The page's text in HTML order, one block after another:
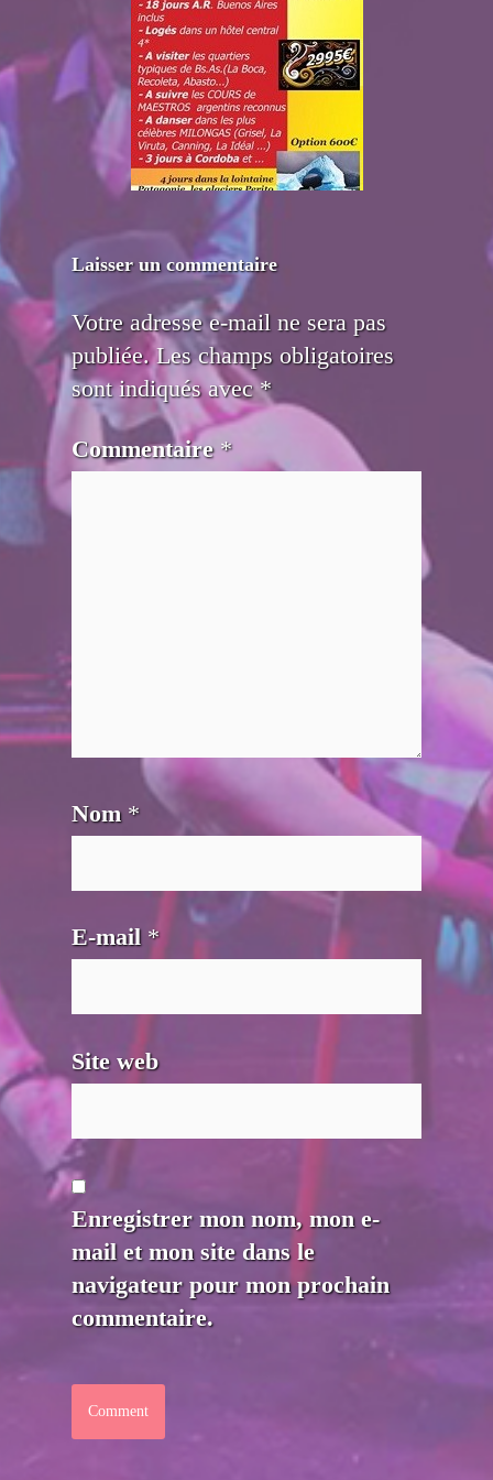
Laisser un commentaire
Votre adresse e-mail ne sera pas
publiée. Les champs obligatoires
sont indiqués avec*
Commentaire *
Nom *
E-mail *
Site web
Enregistrer mon nom, mon e-
mail et mon site dans le
navigateur pour mon prochain
commentaire.